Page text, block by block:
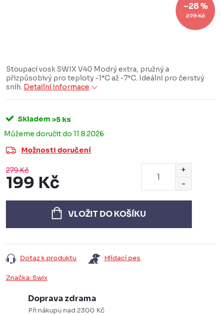
279 Kč
–28 %
Stoupací vosk SWIX V40 Modrý extra, pružný a
přizpůsobivý pro teploty -1°C až -7°C. Ideální pro čerstvý
sníh. Detailní informace
Skladem >5 ks
11.8.2026
Možnosti doručení
279 Kč
199 Kč
cena:
VLOŽIT DO KOŠÍKU
Dotaz k produktu Hlídací pes
Značka: Swix
Doprava zdrama
Při nákupu nad 2300 Kč